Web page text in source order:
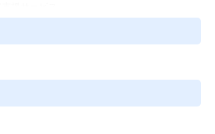
告事業(自社メディア広告媒体)
事業